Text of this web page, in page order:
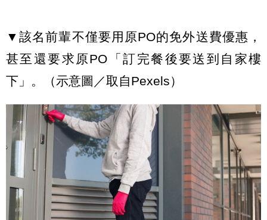
▼該名前輩不僅要用原PO的免外送費優惠，
甚至還要求原PO「訂完餐後要送到自家樓
下」。（示意圖／取自Pexels）